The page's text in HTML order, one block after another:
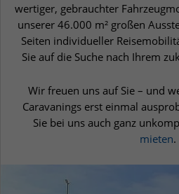
wertiger, gebrauchter
unserer 46.000 m² großen
Seiten individueller
Sie auf die Suche nach Ihrem
Wir freuen uns auf Sie – und
Caravanings erst einmal
Sie bei uns auch ganz
mieten.